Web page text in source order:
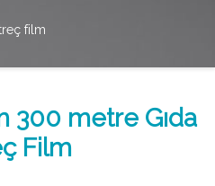
film
300 metre Gıda
Film